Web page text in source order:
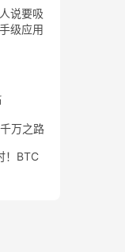
说要吸
级应用
万之路
！BTC